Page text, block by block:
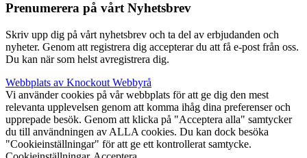
Prenumerera på vårt Nyhetsbrev
Skriv upp dig på vårt nyhetsbrev och ta del av erbjudanden och
nyheter. Genom att registrera dig accepterar du att få e-post från oss.
Du kan när som helst avregistrera dig.
Webbplats av Knockout Webbyrå
Vi använder cookies på vår webbplats för att ge dig den mest
relevanta upplevelsen genom att komma ihåg dina preferenser och
upprepade besök. Genom att klicka på "Acceptera alla" samtycker
du till användningen av ALLA cookies. Du kan dock besöka
"Cookieinställningar" för att ge ett kontrollerat samtycke.